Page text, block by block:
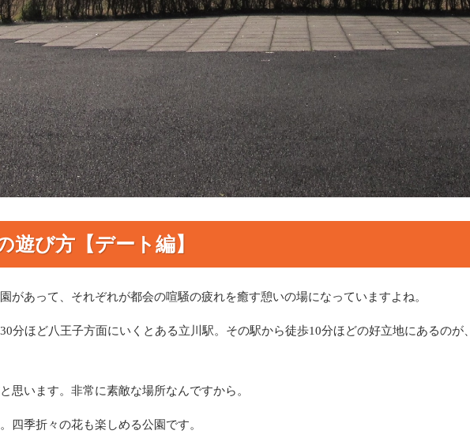
遊び方【デート編】
があって、それぞれが都会の喧騒の疲れを癒す憩いの場になっていますよね。
分ほど八王子方面にいくとある立川駅。その駅から徒歩10分ほどの好立地にあるのが、
思います。非常に素敵な場所なんですから。
四季折々の花も楽しめる公園です。